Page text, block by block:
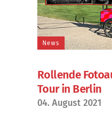
News
Rollende
Tour in Berlin
04. August 2021